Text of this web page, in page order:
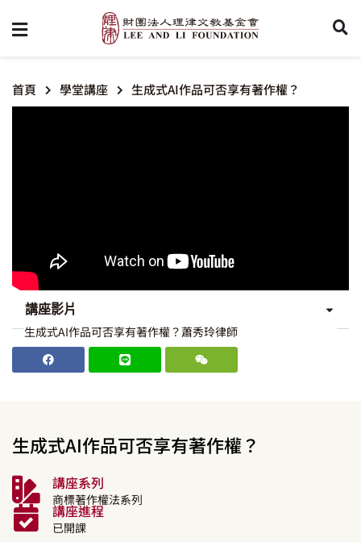
首頁 學堂講座 生成式AI作品可否享有著作權？
講座影片
生成式AI作品可否享有著作權？蕭秀玲律師
生成式AI作品可否享有著作權？
講座系列
商標著作權法系列
講座進程
已開課